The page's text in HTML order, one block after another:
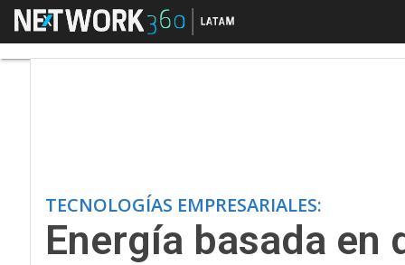
Menú
TECNOLOGÍAS EMPRESARIALES:
Energía basada en